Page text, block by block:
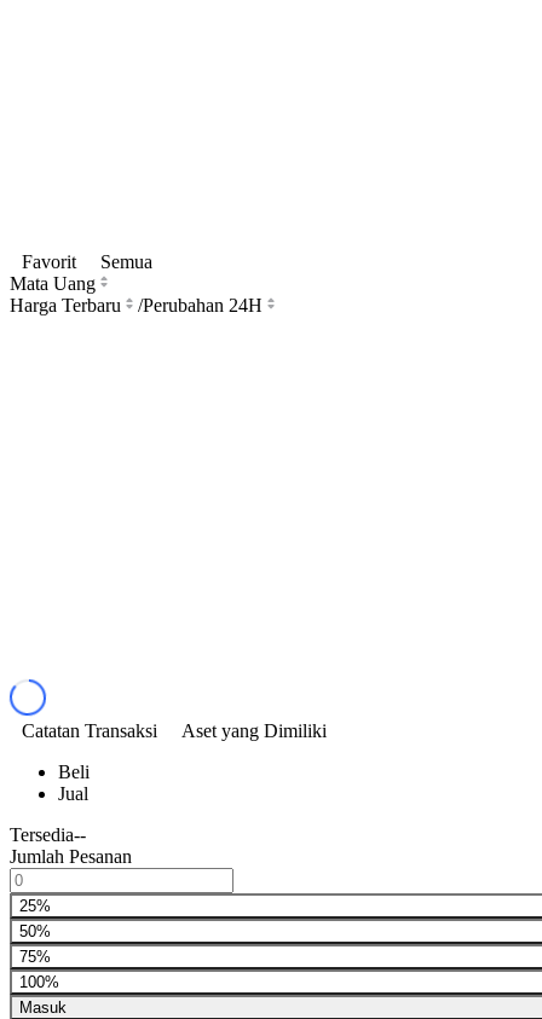
Favorit
Semua
Mata Uang
Harga Terbaru
/Perubahan 24H
Catatan Transaksi
Aset yang Dimiliki
Beli
Jual
Tersedia--
Jumlah Pesanan
25%
50%
75%
100%
Masuk